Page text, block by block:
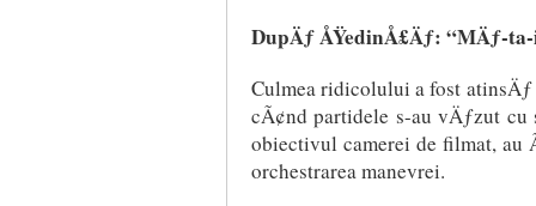
DupÄƒ ÅŸedinÅ£Äƒ: “MÄƒ-
Culmea ridicolului a fost
cÃ¢nd partidele s-au vÄƒzut
obiectivul camerei de filmat, au
orchestrarea manevrei.